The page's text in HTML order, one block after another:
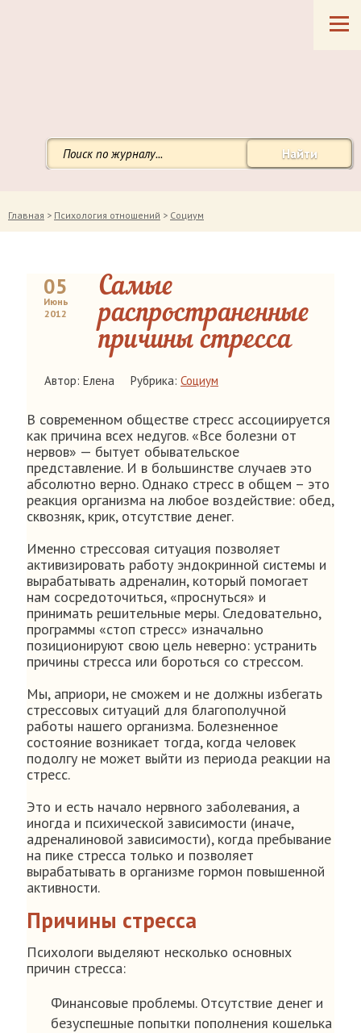
Найти
Главная > Психология отношений > Социум
05
Июнь
2012
Самые
распространенные
причины стресса
Автор: Елена Рубрика: Социум
В современном обществе стресс ассоциируется
как причина всех недугов. «Все болезни от
нервов» — бытует обывательское
представление. И в большинстве случаев это
абсолютно верно. Однако стресс в общем – это
реакция организма на любое воздействие: обед,
сквозняк, крик, отсутствие денег.
Именно стрессовая ситуация позволяет
активизировать работу эндокринной системы и
вырабатывать адреналин, который помогает
нам сосредоточиться, «проснуться» и
принимать решительные меры. Следовательно,
программы «стоп стресс» изначально
позиционируют свою цель неверно: устранить
причины стресса или бороться со стрессом.
Мы, априори, не сможем и не должны избегать
стрессовых ситуаций для благополучной
работы нашего организма. Болезненное
состояние возникает тогда, когда человек
подолгу не может выйти из периода реакции на
стресс.
Это и есть начало нервного заболевания, а
иногда и психической зависимости (иначе,
адреналиновой зависимости), когда пребывание
на пике стресса только и позволяет
вырабатывать в организме гормон повышенной
активности.
Причины стресса
Психологи выделяют несколько основных
причин стресса:
Финансовые проблемы. Отсутствие денег и
безуспешные попытки пополнения кошелька